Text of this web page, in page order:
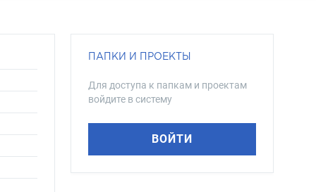
ПАПКИ И ПРОЕКТЫ
Для доступа к папкам и проектам
войдите в систему
ВОЙТИ